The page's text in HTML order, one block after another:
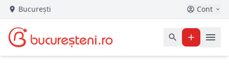
București Cont